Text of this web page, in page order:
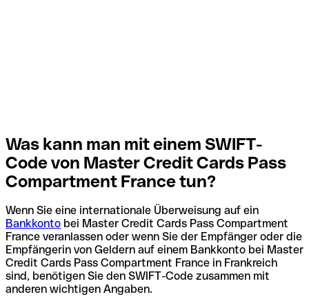
Was kann man mit einem SWIFT-
Code von Master Credit Cards Pass
Compartment France tun?
Wenn Sie eine internationale Überweisung auf ein
Bankkonto bei Master Credit Cards Pass Compartment
France veranlassen oder wenn Sie der Empfänger oder die
Empfängerin von Geldern auf einem Bankkonto bei Master
Credit Cards Pass Compartment France in Frankreich
sind, benötigen Sie den SWIFT-Code zusammen mit
anderen wichtigen Angaben.